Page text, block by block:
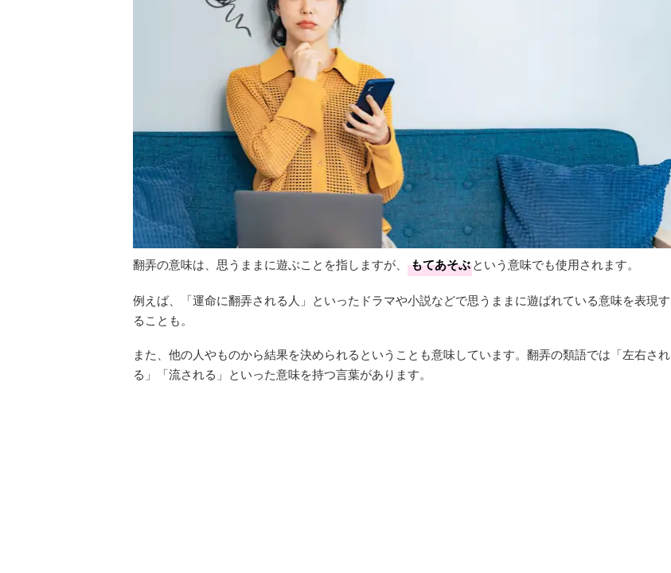
翻弄の意味は、思うままに遊ぶことを指しますが、 もてあそぶという意味でも使用されます。
例えば、「運命に翻弄される人」といったドラマや小説などで思うままに遊ばれている意味を表現す
ることも。
また、他の人やものから結果を決められるということも意味しています。翻弄の類語では「左右され
る」「流される」といった意味を持つ言葉があります。